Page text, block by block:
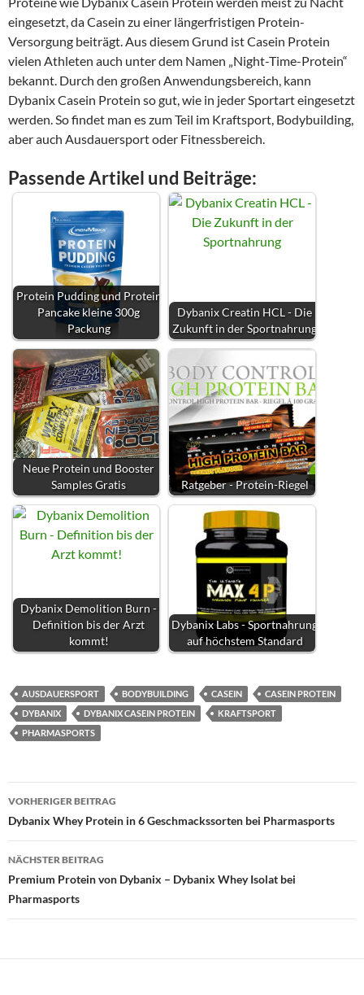
eingesetzt, da Casein zu einer längerfristigen Protein-
Versorgung beiträgt. Aus diesem Grund ist Casein Protein
vielen Athleten auch unter dem Namen „Night-Time-Protein“
bekannt. Durch den großen Anwendungsbereich, kann
Dybanix Casein Protein so gut, wie in jeder Sportart eingesetzt
werden. So findet man es zum Teil im Kraftsport, Bodybuilding,
aber auch Ausdauersport oder Fitnessbereich.
Passende Artikel und Beiträge:
Protein Pudding und Protein
Pancake kleine 300g
Packung
Dybanix Creatin HCL - Die
Zukunft in der Sportnahrung
Neue Protein und Booster
Samples Gratis
Ratgeber - Protein-Riegel
Dybanix Demolition Burn -
Definition bis der Arzt
kommt!
Dybanix Labs - Sportnahrung
auf höchstem Standard
AUSDAUERSPORT BODYBUILDING CASEIN
CASEIN PROTEIN
DYBANIX
DYBANIX CASEIN PROTEIN
KRAFTSPORT
PHARMASPORTS
Beitragsnavigation
VORHERIGER BEITRAG
Dybanix Whey Protein in 6 Geschmackssorten bei Pharmasports
NÄCHSTER BEITRAG
Premium Protein von Dybanix – Dybanix Whey Isolat bei
Pharmasports